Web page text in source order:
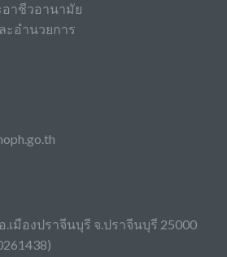
าชีวอานามัย
ะอำนวยการ
.เมืองปราจีนบุรี จ.ปราจีนบุรี 25000